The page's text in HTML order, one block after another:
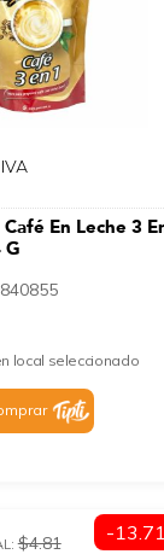
En Leche 3
G
local seleccionado
$4.81
-